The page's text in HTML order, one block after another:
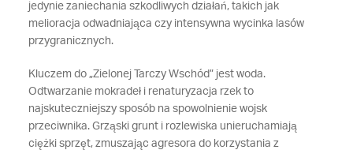
jedynie zaniechania szkodliwych działań, takich jak
melioracja odwadniająca czy intensywna wycinka lasów
przygranicznych.
Kluczem do „Zielonej Tarczy Wschód” jest woda.
Odtwarzanie mokradeł i renaturyzacja rzek to
najskuteczniejszy sposób na spowolnienie wojsk
przeciwnika. Grząski grunt i rozlewiska unieruchamiają
ciężki sprzęt, zmuszając agresora do korzystania z